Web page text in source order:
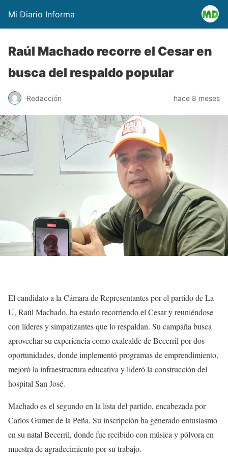
Mi Diario Informa
Raúl Machado recorre el Cesar en
busca del respaldo popular
Redacción hace 8 meses
El candidato a la Cámara de Representantes por el partido de La
U, Raúl Machado, ha estado recorriendo el Cesar y reuniéndose
con líderes y simpatizantes que lo respaldan. Su campaña busca
aprovechar su experiencia como exalcalde de Becerril por dos
oportunidades, donde implementó programas de emprendimiento,
mejoró la infraestructura educativa y lideró la construcción del
hospital San José.
Machado es el segundo en la lista del partido, encabezada por
Carlos Gumer de la Peña. Su inscripción ha generado entusiasmo
en su natal Becerril, donde fue recibido con música y pólvora en
muestra de agradecimiento por su trabajo.